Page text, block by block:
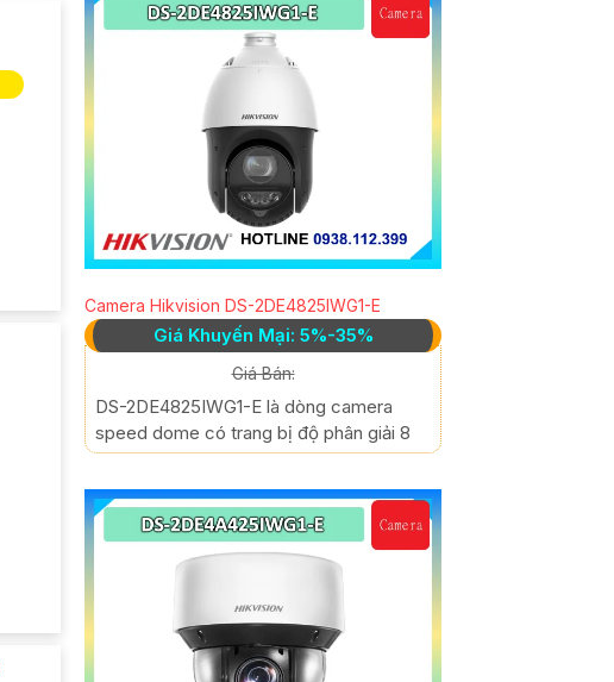
Camera Hikvision DS-2DE4825IWG1-E
Giá Khuyến Mại: 5%-35%
Giá Bán:
DS-2DE4825IWG1-E là dòng camera
speed dome có trang bị độ phân giải 8